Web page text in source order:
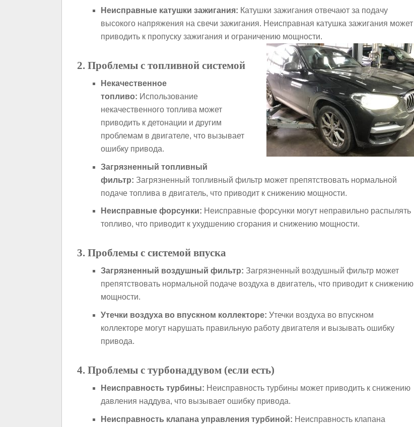
Неисправные катушки зажигания: Катушки зажигания отвечают за подачу
высокого напряжения на свечи зажигания. Неисправная катушка зажигания может
приводить к пропуску зажигания и ограничению мощности.
2. Проблемы с топливной системой
Некачественное
топливо: Использование
некачественного топлива может
приводить к детонации и другим
проблемам в двигателе, что вызывает
ошибку привода.
Загрязненный топливный
фильтр: Загрязненный топливный фильтр может препятствовать нормальной
подаче топлива в двигатель, что приводит к снижению мощности.
Неисправные форсунки: Неисправные форсунки могут неправильно распылять
топливо, что приводит к ухудшению сгорания и снижению мощности.
3. Проблемы с системой впуска
Загрязненный воздушный фильтр: Загрязненный воздушный фильтр может
препятствовать нормальной подаче воздуха в двигатель, что приводит к снижению
мощности.
Утечки воздуха во впускном коллекторе: Утечки воздуха во впускном
коллекторе могут нарушать правильную работу двигателя и вызывать ошибку
привода.
4. Проблемы с турбонаддувом (если есть)
Неисправность турбины: Неисправность турбины может приводить к снижению
давления наддува, что вызывает ошибку привода.
Неисправность клапана управления турбиной: Неисправность клапана